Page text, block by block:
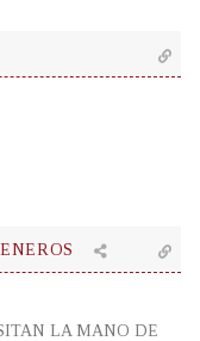
LA MANO DE